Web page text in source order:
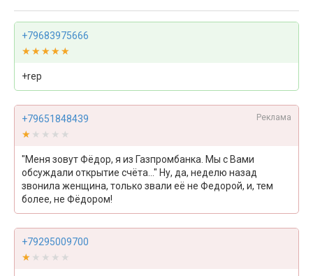
+79683975666
★★★★★
★★★★★
+rep
+79651848439 Реклама
★★★★★
★★★★★
"Меня зовут Фёдор, я из Газпромбанка. Мы с Вами
обсуждали открытие счёта..." Ну, да, неделю назад
звонила женщина, только звали её не Федорой, и, тем
более, не Фёдором!
+79295009700
★★★★★
★★★★★